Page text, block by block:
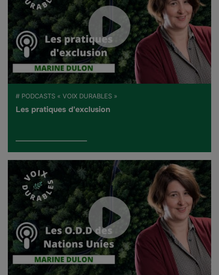
# PODCASTS « VOIX DURABLES »
Les pratiques d'exclusion